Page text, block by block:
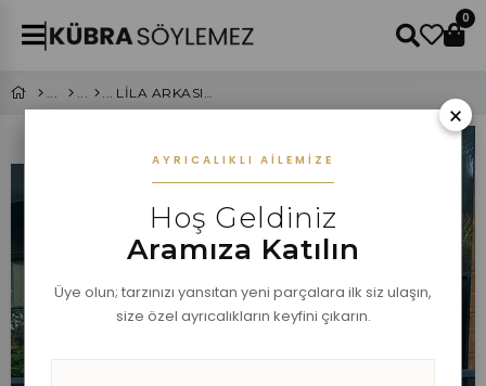
0
LİLA ARKASI DÜĞME DETAYLI OVERSIZE GÖMLEK
×
AYRICALIKLI AILEMIZE
Hoş Geldiniz
Aramıza Katılın
Üye olun; tarzınızı yansıtan yeni parçalara ilk siz ulaşın,
size özel ayrıcalıkların keyfini çıkarın.